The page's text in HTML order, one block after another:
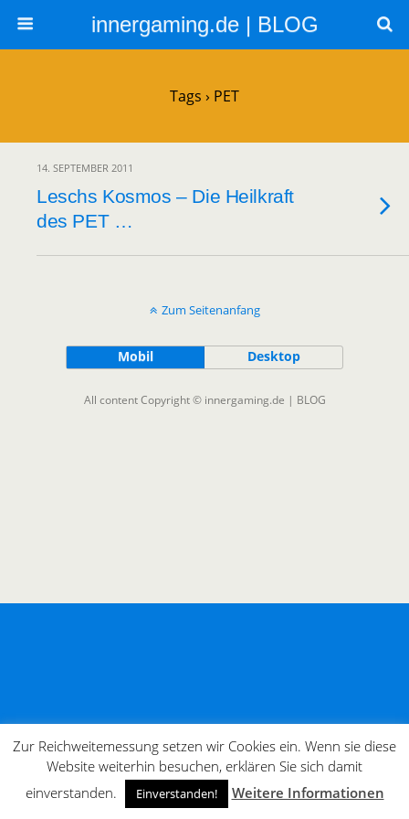
innergaming.de | BLOG
Tags › PET
14. SEPTEMBER 2011
Leschs Kosmos – Die Heilkraft
des PET …
Zum Seitenanfang
Mobil Desktop
All content Copyright © innergaming.de | BLOG
Zur Reichweitemessung setzen wir Cookies ein. Wenn sie diese
Website weiterhin besuchen, erklären Sie sich damit
einverstanden.
Einverstanden! Weitere Informationen